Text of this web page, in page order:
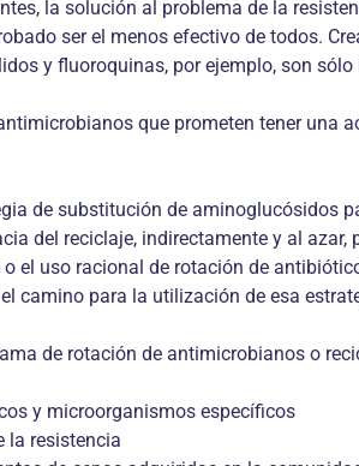
la solución al problema de la
ser el menos efectivo de todos.
y fluoroquinas, por ejemplo, son
que prometen tener
de substitución de aminoglucósidos
del reciclaje, indirectamente y al
el uso racional de rotación de
camino para la utilización de esa
de rotación de antimicrobianos o
y microorganismos específicos
la resistencia